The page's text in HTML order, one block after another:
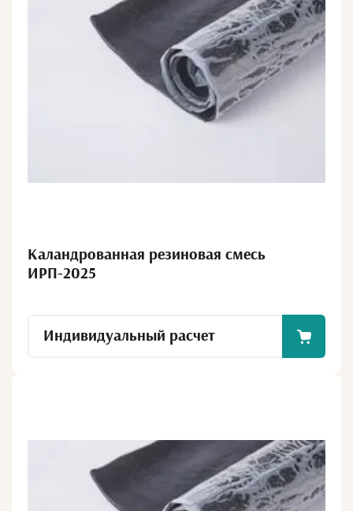
Каландрованная резиновая смесь
ИРП-2025
Индивидуальный расчет